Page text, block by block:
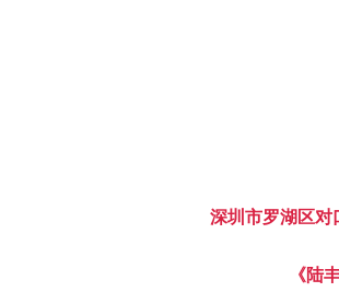
深圳市罗湖区对
《陆